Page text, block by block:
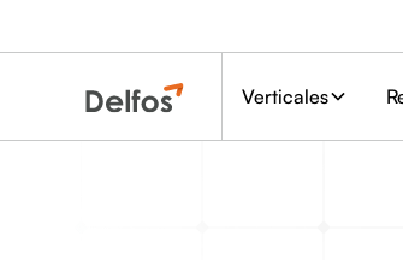
Verticales